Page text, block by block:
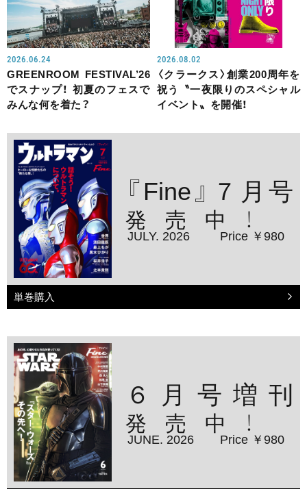
2026.06.24
GREENROOM FESTIVAL’26
でスナップ！ 初夏のフェスで
みんな何を着た？
2026.08.02
〈クラークス〉創業200周年を
祝う〝一夜限りのスペシャル
イベント〟を開催！
『Fine』７月号
発売中！
JULY. 2026 Price ￥980
単巻購入
６月号増刊
発売中！
JUNE. 2026 Price ￥980